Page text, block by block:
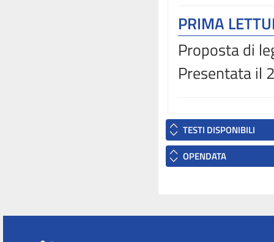
PRIMA
Proposta di
Presentata il
TESTI DISPONIBILI
OPENDATA